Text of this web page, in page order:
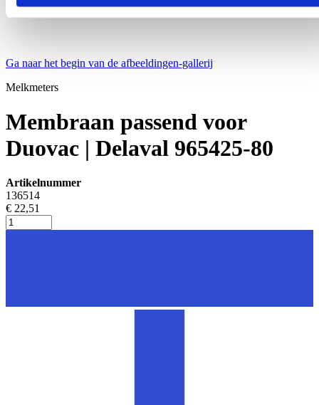
Ga naar het begin van de afbeeldingen-gallerij
Melkmeters
Membraan passend voor
Duovac | Delaval 965425-80
Artikelnummer
136514
€ 22,51